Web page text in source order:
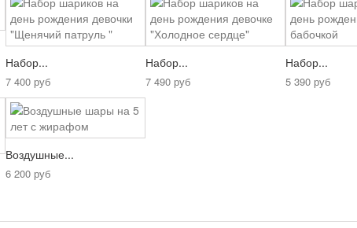
Набор...
7 400 руб
Набор...
7 490 руб
Набор...
5 390 руб
Воздушные...
6 200 руб